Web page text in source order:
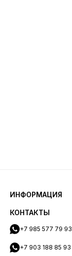
ИНФОРМАЦИЯ
КОНТАКТЫ
+7 985 577 79 93
+7 903 188 85 93